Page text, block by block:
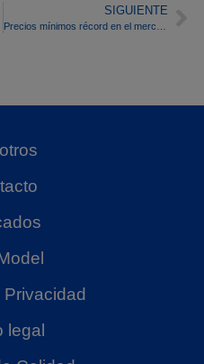
SIGUIENTE
legal